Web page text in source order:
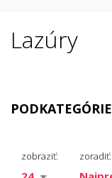
Lazúry
PODKATEGÓRIE
Tenkovrstvé
zobraziť: zoradiť: